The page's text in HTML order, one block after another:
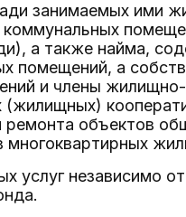
занимаемых ими
а также найма,
помещений, а
и члены жилищно-
(жилищных)
ремонта объектов
многоквартирных
услуг независимо